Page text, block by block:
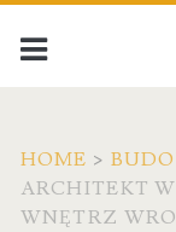
HOME >
ARCHITEKT
WNĘTRZ